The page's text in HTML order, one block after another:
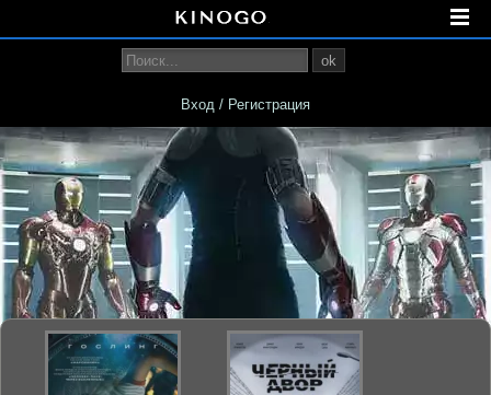
ok
Вход / Регистрация